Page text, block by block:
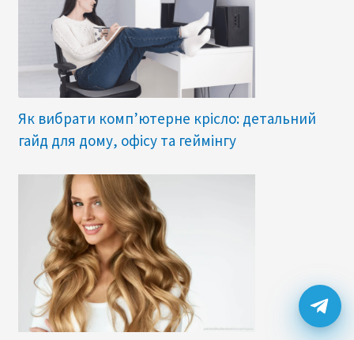
Як вибрати комп’ютерне крісло: детальний
гайд для дому, офісу та геймінгу